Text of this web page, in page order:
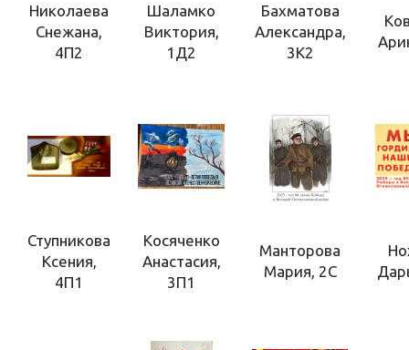
Николаева
Снежана,
4П2
Шаламко
Виктория,
1Д2
Бахматова
Александра,
3К2
Ступникова
Ксения,
4П1
Косяченко
Анастасия,
3П1
Манторова
Мария, 2С